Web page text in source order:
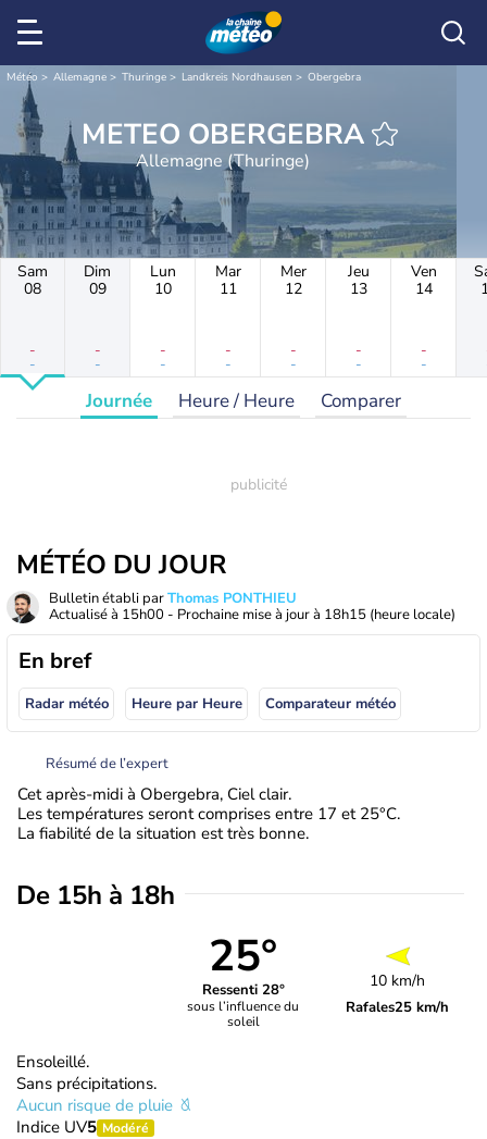
Météo Allemagne Thuringe Landkreis Nordhausen Obergebra
METEO OBERGEBRA
Allemagne (Thuringe)
Sam
08
-
-
Dim
09
-
-
Lun
10
-
-
Mar
11
-
-
Mer
12
-
-
Jeu
13
-
-
Ven
14
-
-
Journée Heure / Heure Comparer
MÉTÉO DU JOUR
Bulletin établi parThomas PONTHIEU
Actualisé à 15h00 - Prochaine mise à jour à 18h15 (heure locale)
En bref
Radar météo Heure par Heure Comparateur météo
Résumé de l’expert
Cet après-midi à Obergebra, Ciel clair.
Les températures seront comprises entre 17 et 25°C.
La fiabilité de la situation est très bonne.
De 15h à 18h
25°
Ressenti 28°
sous l’influence du
soleil
10 km/h
Rafales25 km/h
Ensoleillé.
Sans précipitations.
Aucun risque de pluie
Indice UV5 Modéré